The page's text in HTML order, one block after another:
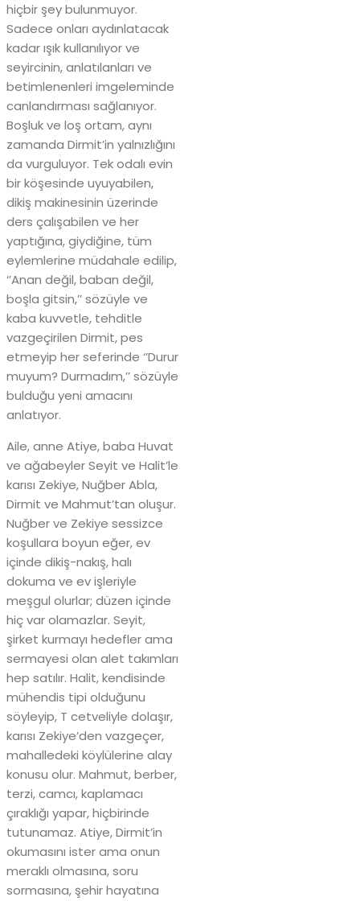
hiçbir şey bulunmuyor.
Sadece onları aydınlatacak
kadar ışık kullanılıyor ve
seyircinin, anlatılanları ve
betimlenenleri imgeleminde
canlandırması sağlanıyor.
Boşluk ve loş ortam, aynı
zamanda Dirmit’in yalnızlığını
da vurguluyor. Tek odalı evin
bir köşesinde uyuyabilen,
dikiş makinesinin üzerinde
ders çalışabilen ve her
yaptığına, giydiğine, tüm
eylemlerine müdahale edilip,
‘’Anan değil, baban değil,
boşla gitsin,’’ sözüyle ve
kaba kuvvetle, tehditle
vazgeçirilen Dirmit, pes
etmeyip her seferinde ‘’Durur
muyum? Durmadım,’’ sözüyle
bulduğu yeni amacını
anlatıyor.
Aile, anne Atiye, baba Huvat
ve ağabeyler Seyit ve Halit’le
karısı Zekiye, Nuğber Abla,
Dirmit ve Mahmut’tan oluşur.
Nuğber ve Zekiye sessizce
koşullara boyun eğer, ev
içinde dikiş-nakış, halı
dokuma ve ev işleriyle
meşgul olurlar; düzen içinde
hiç var olamazlar. Seyit,
şirket kurmayı hedefler ama
sermayesi olan alet takımları
hep satılır. Halit, kendisinde
mühendis tipi olduğunu
söyleyip, T cetveliyle dolaşır,
karısı Zekiye’den vazgeçer,
mahalledeki köylülerine alay
konusu olur. Mahmut, berber,
terzi, camcı, kaplamacı
çıraklığı yapar, hiçbirinde
tutunamaz. Atiye, Dirmit’in
okumasını ister ama onun
meraklı olmasına, soru
sormasına, şehir hayatına